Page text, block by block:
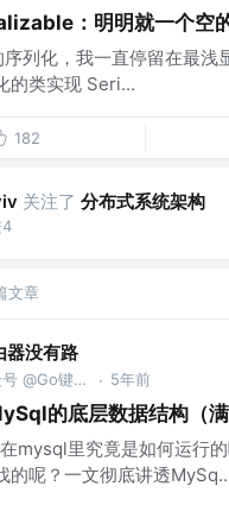
：明明就一个空
序列化，我一直停留在最
的类实现 Seri...
182
关注了 分布式系统架构
4
文章
器没有路
公众号 @Go键盘侠 · 5年前
的底层数据结构（满
mysql里究竟是如何运行
的呢？一文彻底讲透